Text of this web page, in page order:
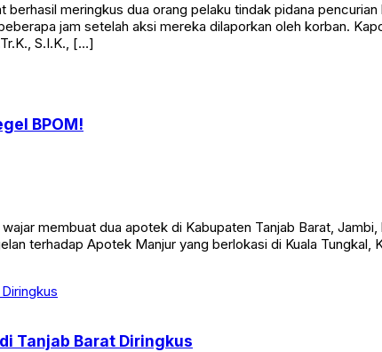
meringkus dua orang pelaku tindak pidana
jam setelah aksi mereka dilaporkan oleh korban.
S.I.K., […]
BPOM!
membuat dua apotek di Kabupaten Tanjab Barat,
terhadap Apotek Manjur yang berlokasi di Kuala Tungkal,
Tanjab Barat Diringkus